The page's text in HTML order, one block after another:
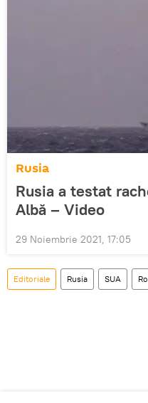
Rusia
Rusia a testat
Albă – Video
29 Noiembrie 2021, 17:05
Editoriale Rusia SUA